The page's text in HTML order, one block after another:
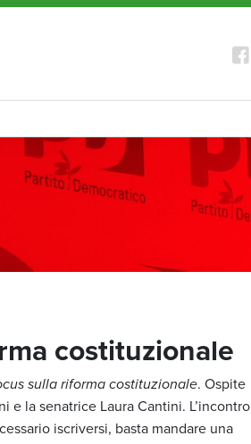
costituzionale
sulla riforma costituzionale. Ospite
e la senatrice Laura Cantini. L’incontro
iscriversi, basta mandare una